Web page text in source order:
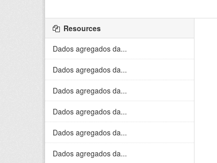
Resources
Dados agregados da...
Dados agregados da...
Dados agregados da...
Dados agregados da...
Dados agregados da...
Dados agregados da...